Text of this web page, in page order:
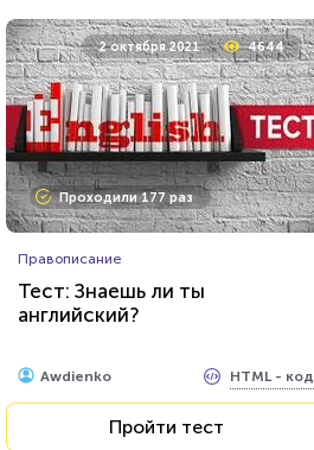
2 октября 2021 4644
Проходили 177 раз
Правописание
Тест: Знаешь ли ты
английский?
Awdienko HTML - код
Пройти тест